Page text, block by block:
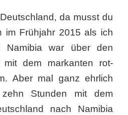
da musst du
im Frühjahr 2015 als ich
war über den
mit dem markanten rot-
Aber mal ganz ehrlich
Stunden mit dem
nach Namibia